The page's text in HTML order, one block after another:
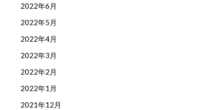
2022年6月
2022年5月
2022年4月
2022年3月
2022年2月
2022年1月
2021年12月